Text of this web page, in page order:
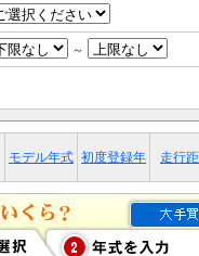
～
モデル年式 初度登録年 走行